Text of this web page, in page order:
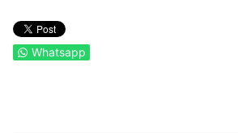
Whatsapp